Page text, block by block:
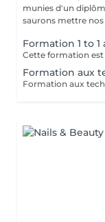
munies d'un
saurons mettre nos
Formation 1 to
Formation aux